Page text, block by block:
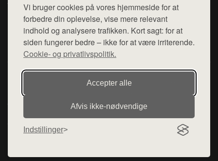
Vi bruger cookies på vores hjemmeside for at
forbedre din oplevelse, vise mere relevant
indhold og analysere trafikken. Kort sagt: for at
siden fungerer bedre – ikke for at være irriterende.
Cookie- og privatlivspolitik.
Accepter alle
Afvis ikke‑nødvendige
Indstillinger
Top Rabatter
Blog
Kontakt
Mail: hej@want.dk
Cookie- og privatlivspolitik
Denne side er en del af want.dk, der udgiver en række
hjemmesider med præsentation af forskellige produkter fra
diverse webshops. Der sælges ikke varer fra denne side - vi
varerne på lager.